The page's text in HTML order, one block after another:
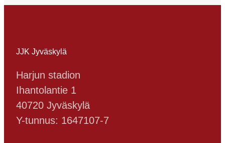
JJK Jyväskylä
Harjun stadion
Ihantolantie 1
40720 Jyväskylä
Y-tunnus: 1647107-7